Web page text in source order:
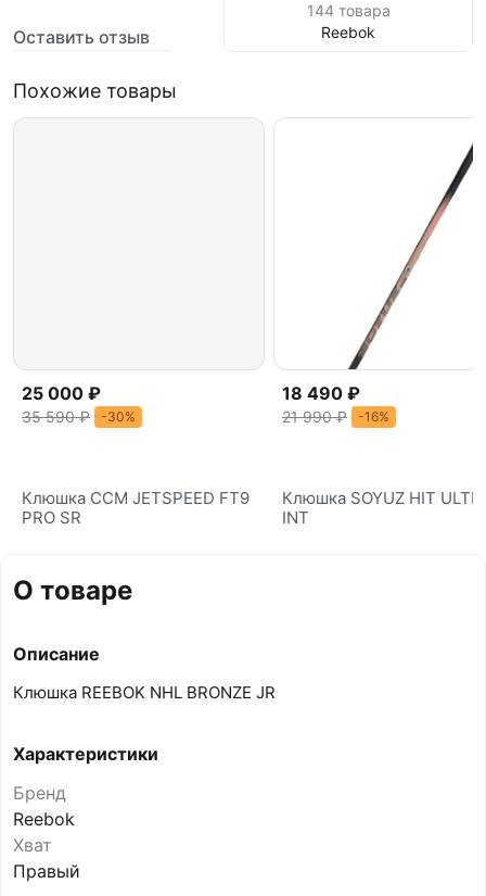
Оставить отзыв
144 товара
Reebok
Похожие товары
25 000 ₽
35 590 ₽ -30%
Клюшка CCM JETSPEED FT9
PRO SR
18 490 ₽
21 990 ₽ -16%
Клюшка SOYUZ HIT
INT
О товаре
Описание
Клюшка REEBOK NHL BRONZE JR
Характеристики
Бренд
Reebok
Хват
Правый